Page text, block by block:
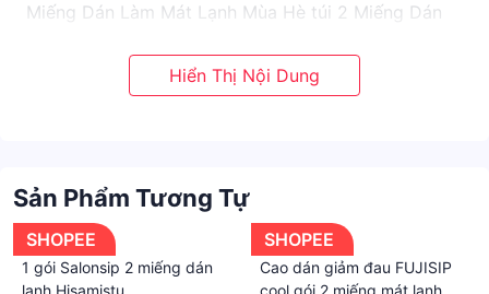
Miếng Dán Làm Mát Lạnh Mùa Hè túi 2 Miếng Dán
- Kích thước: khoảng 15 * 7.8cm
Trong Mùa Hè.
- Mùa hè nóng bức ra mồ hôi gây khó chịu cho các
bạn học sinh khi tới trường.
- Mất tự tin
Sản Phẩm Tương Tự
SHOPEE
1 gói Salonsip 2 miếng dán
lạnh Hisamistu
SHOPEE
Cao dán giảm đau FUJISIP
cool gói 2 miếng mát lạnh